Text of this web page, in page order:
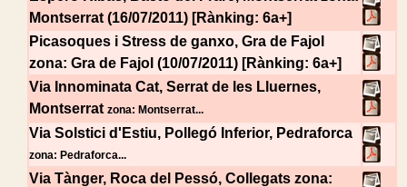
Montserrat (16/07/2011) [Rànking: 6a+]
Picasoques i Stress de ganxo, Gra de Fajol
zona: Gra de Fajol (10/07/2011) [Rànking: 6a+]
Via Innominata Cat, Serrat de les Lluernes,
Montserrat zona: Montserrat...
Via Solstici d'Estiu, Pollegó Inferior, Pedraforca
zona: Pedraforca...
Via Tànger, Roca del Pessó, Collegats zona: